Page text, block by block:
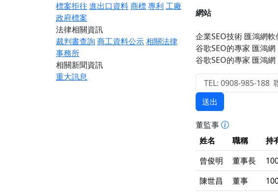
標案拒往 進出口資料商標專利 工廠
政府標案
法律相關資訊
裁判書查詢 商工資料公示相關法律
事務所
相關新聞資訊
重大訊息
網站
企業SEO技術 匯鴻網軟
谷歌SEO的專家 匯鴻網
谷歌SEO的專家 匯鴻網
送出
董監事
姓名
職稱 持
曾俊明
董事長
陳世昌
董事